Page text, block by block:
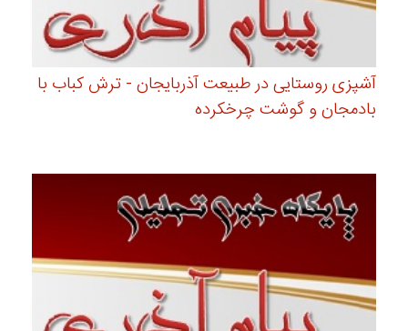
آشپزی روستایی در طبیعت آذربایجان - ترش کباب با
بادمجان و گوشت چرخکرده